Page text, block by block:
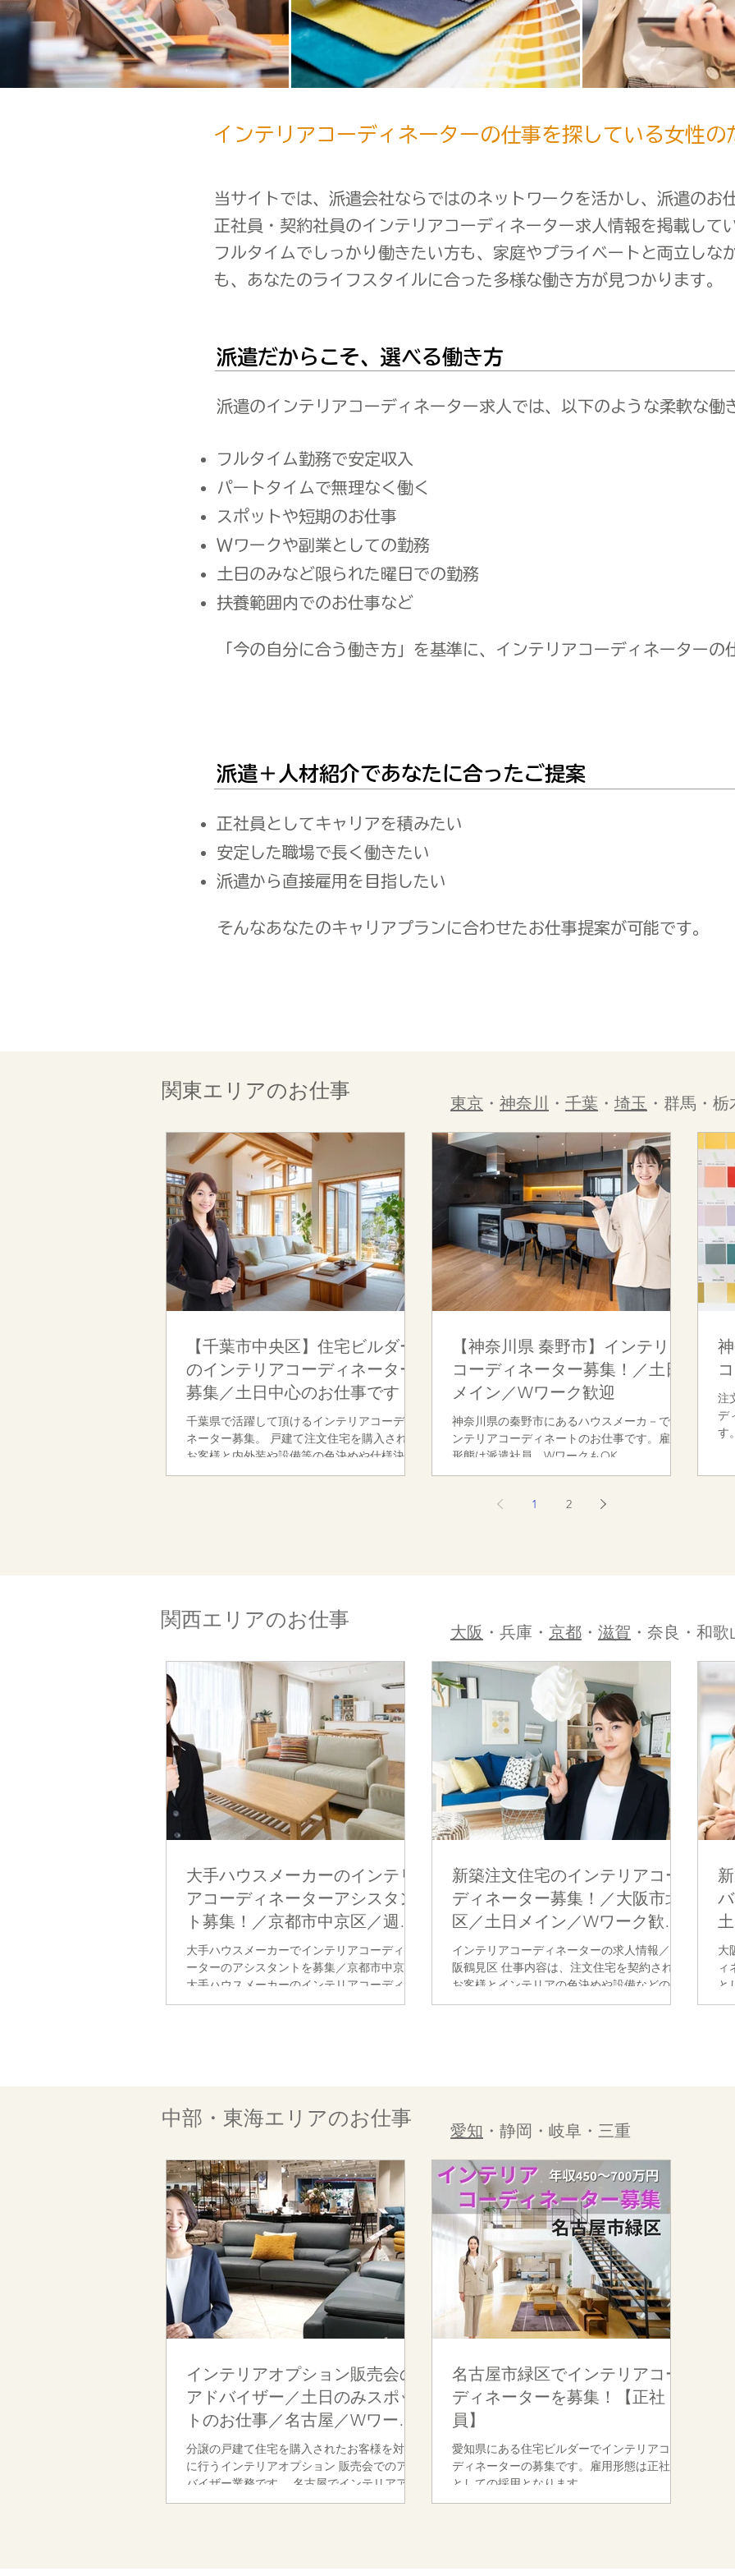
インテリアコーディネーターの仕事を探している女性の
当サイトでは、派遣会社ならではのネットワークを活かし、派遣のお
正社員・契約社員のインテリアコーディネーター求人情報を掲載して
フルタイムでしっかり働きたい方も、家庭やプライベートと両立しな
も、あなたのライフスタイルに合った多様な働き方が見つかります。
派遣だからこそ、選べる働き方
派遣のインテリアコーディネーター求人では、以下のような柔軟な働
フルタイム勤務で安定収入
パートタイムで無理なく働く
スポットや短期のお仕事
Wワークや副業としての勤務
土日のみなど限られた曜日での勤務​
​扶養範囲内でのお仕事など
「今の自分に合う働き方」を基準に、インテリアコーディネーターの
派遣＋人材紹介であなたに合ったご提案
正社員としてキャリアを積みたい
安定した職場で長く働きたい
派遣から直接雇用を目指したい
そんなあなたのキャリアプランに合わせたお仕事提案が可能です。
関東エリアのお仕事
東京 ・ 神奈川 ・ 千葉 ・ 埼玉 ・群馬・
【千葉市中央区】住宅ビルダー
のインテリアコーディネーター
募集／土日中心のお仕事です！
千葉県で活躍して頂けるインテリアコーディ
ネーター募集。 戸建て注文住宅を購入された
お客様と内外装や設備等の色決めや仕様決め
を行って頂くお仕事になります。
【神奈川県 秦野市】インテリア
コーディネーター募集！／土日
メイン／Wワーク歓迎
神奈川県の秦野市にあるハウスメーカ－でイ
ンテリアコーディネートのお仕事です。雇用
形態は派遣社員。WワークもOK
注
デ
す。
1 2
関西エリアのお仕事
大阪 ・兵庫・ 京都 ・ 滋賀 ・奈良・和歌
大手ハウスメーカーのインテリ
アコーディネーターアシスタン
ト募集！／京都市中京区／週５
日／社員登用あり【派遣】
大手ハウスメーカーでインテリアコーディネ
ーターのアシスタントを募集／京都市中京区
大手ハウスメーカーのインテリアコーディネ
ーター補助のお仕事です。 インテリアコーデ
ト・グリーンなどを含めたトータルコーディ
ネート提案をしますので、インテリアコーデ
実務経験を積める環境となります。 将来的に
は社員採用もありますので、これからインテ
リアコーディネーターを目指す方は是非チャ
レンジして頂きたいと思っております。 [応募
資格] ＜必須＞ ●土日祝に勤務ができる方
●下記の何れかに該当する方。 ・インテリ
アや建築関連の就学経験ある方 ・インテリ
ア関連の資格お持ちの方 ＜歓迎＞ ●接客業
務が得意な方 ●インテリア関連の業務経験
者 その他、上記に該当しない場合も意欲的の
ある方は積極的に採用致しますので、 是非ご
新築注文住宅のインテリアコー
ディネーター募集！／大阪市北
区／土日メイン／Wワーク歓迎
【派遣】
インテリアコーディネーターの求人情報／大
阪鶴見区 仕事内容は、注文住宅を契約された
お客様とインテリアの色決めや設備などの仕
様決めなどの打合せを担当して頂くお仕事で
大
ィ
と
～
中部・東海エリアのお仕事
愛知 ・静岡・岐阜・三重
インテリアオプション販売会の
アドバイザー／土日のみスポッ
トのお仕事／名古屋／Wワーク
歓迎！
分譲の戸建て住宅を購入されたお客様を対象
に行うインテリアオプション 販売会でのアド
バイザー業務です。 名古屋でインテリアアド
バイザー募集！ [お仕事内容] お客様からヒア
名古屋市緑区でインテリアコー
ディネーターを募集！【正社
員】
愛知県にある住宅ビルダーでインテリアコー
ディネーターの募集です。雇用形態は正社員
としての採用となります。